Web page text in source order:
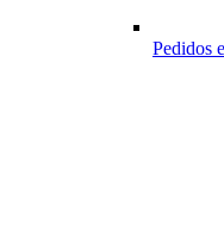
Pedidos